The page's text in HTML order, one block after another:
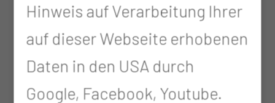
Berücksichtigung der
Kostform)
allgemeine aktivierende
Hinweis auf Verarbeitung Ihrer
auf dieser Webseite erhobenen
Daten in den USA durch
Google, Facebook, Youtube.